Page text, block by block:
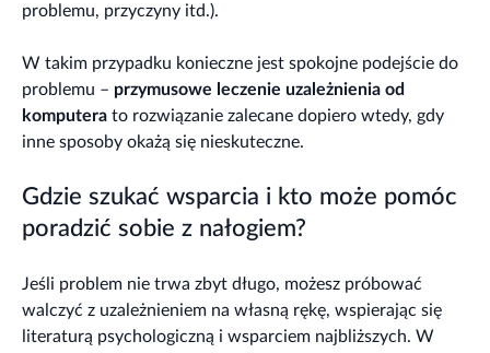
problemu, przyczyny itd.).
W takim przypadku konieczne jest spokojne podejście do
problemu – przymusowe leczenie uzależnienia od
komputera to rozwiązanie zalecane dopiero wtedy, gdy
inne sposoby okażą się nieskuteczne.
Gdzie szukać wsparcia i kto może pomóc
poradzić sobie z nałogiem?
Jeśli problem nie trwa zbyt długo, możesz próbować
walczyć z uzależnieniem na własną rękę, wspierając się
literaturą psychologiczną i wsparciem najbliższych. W